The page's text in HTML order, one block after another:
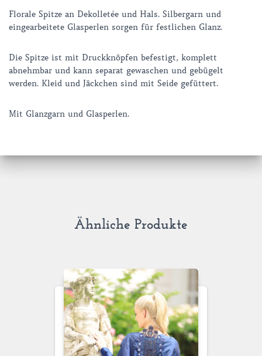
Florale Spitze an Dekolletée und Hals. Silbergarn und
eingearbeitete Glasperlen sorgen für festlichen Glanz.
Die Spitze ist mit Druckknöpfen befestigt, komplett
abnehmbar und kann separat gewaschen und gebügelt
werden. Kleid und Jäckchen sind mit Seide gefüttert.
Mit Glanzgarn und Glasperlen.
Ähnliche Produkte